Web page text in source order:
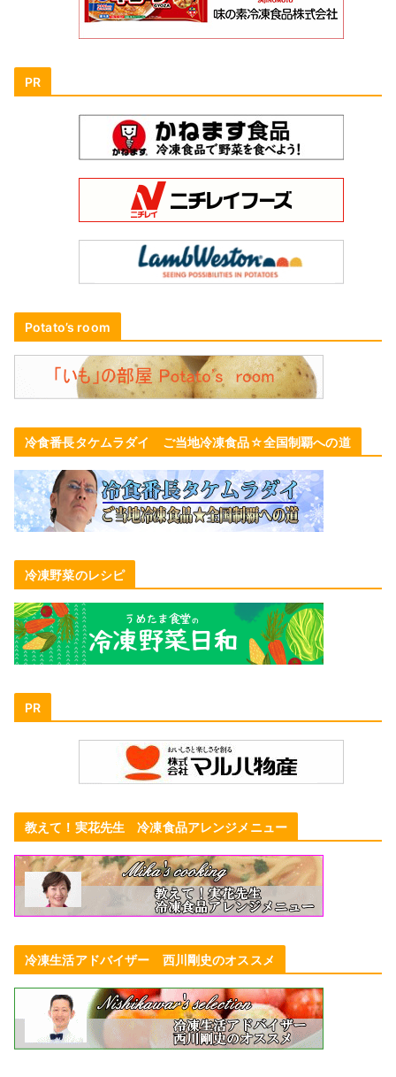
PR
Potato’s room
冷食番長タケムラダイ ご当地冷凍食品☆全国制覇への道
冷凍野菜のレシピ
PR
教えて！実花先生 冷凍食品アレンジメニュー
冷凍生活アドバイザー 西川剛史のオススメ